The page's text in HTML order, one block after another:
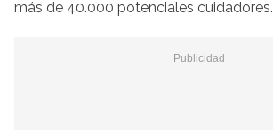
más de 40.000 potenciales cuidadores.